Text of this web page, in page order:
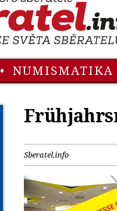
• NUMISMATIKA
Sberatel.info